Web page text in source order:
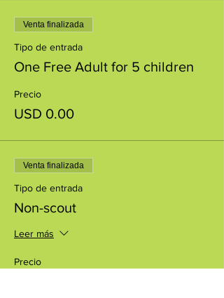
Venta finalizada
Tipo de entrada
One Free Adult for 5 children
Precio
USD 0.00
Venta finalizada
Tipo de entrada
Non-scout
Leer más
Precio